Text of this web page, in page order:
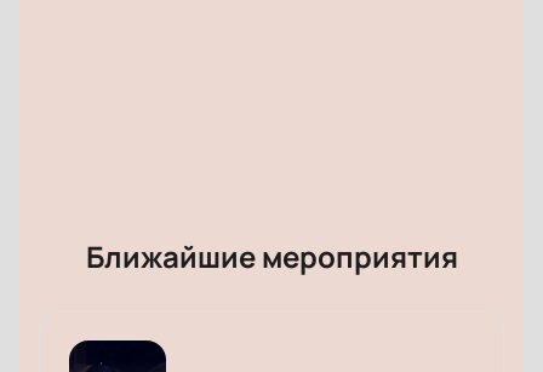
Ближайшие мероприятия